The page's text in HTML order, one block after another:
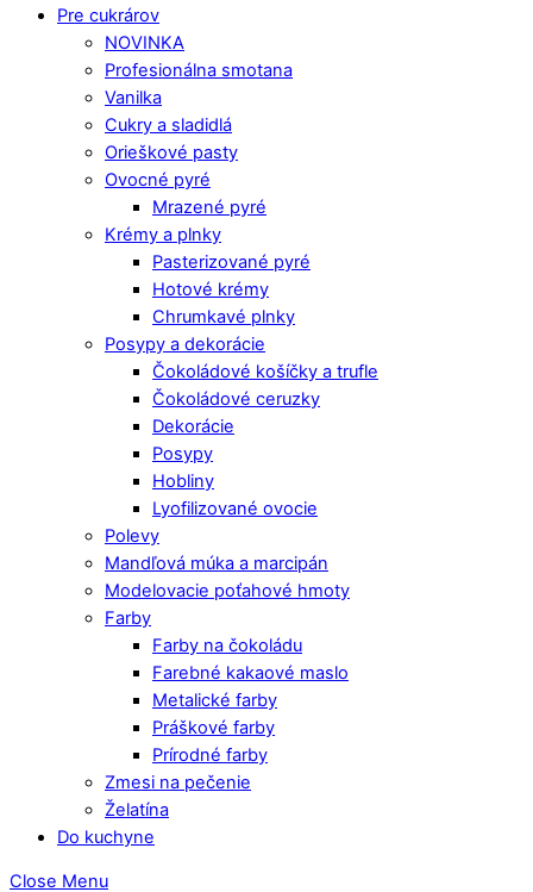
Pre cukrárov
NOVINKA
Profesionálna smotana
Vanilka
Cukry a sladidlá
Orieškové pasty
Ovocné pyré
Mrazené pyré
Krémy a plnky
Pasterizované pyré
Hotové krémy
Chrumkavé plnky
Posypy a dekorácie
Čokoládové košíčky a trufle
Čokoládové ceruzky
Dekorácie
Posypy
Hobliny
Lyofilizované ovocie
Polevy
Mandľová múka a marcipán
Modelovacie poťahové hmoty
Farby
Farby na čokoládu
Farebné kakaové maslo
Metalické farby
Práškové farby
Prírodné farby
Zmesi na pečenie
Želatína
Do kuchyne
Close Menu